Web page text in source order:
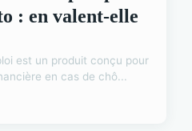
: en valent-elle
est un produit conçu pour
en cas de chô...